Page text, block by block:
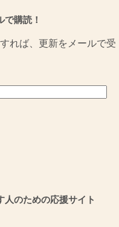
で購読！
れば、更新をメールで受
人のための応援サイト